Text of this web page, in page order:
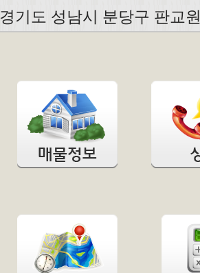
경기도 성남시 분당구 판교